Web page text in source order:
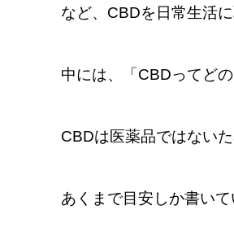
など、CBDを日常生活
中には、「CBDってど
CBDは医薬品ではない
あくまで目安しか書い